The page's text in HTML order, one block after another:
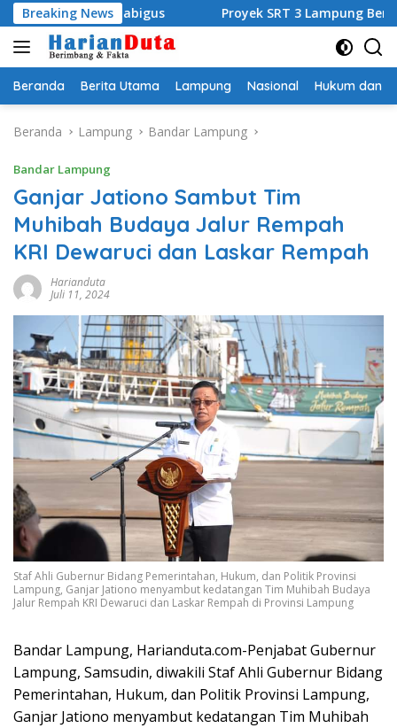
Langsung
ke
konten
Breaking News Proyek SRT 3 Lampung Bernilai Rp453 M
Beranda Berita Utama Lampung Nasional Hukum dan
Beranda Lampung Bandar Lampung
Bandar Lampung
Ganjar Jationo Sambut Tim
Muhibah Budaya Jalur Rempah
KRI Dewaruci dan Laskar Rempah
Harianduta
Juli 11, 2024
Staf Ahli Gubernur Bidang Pemerintahan, Hukum, dan Politik Provinsi
Lampung, Ganjar Jationo menyambut kedatangan Tim Muhibah Budaya
Jalur Rempah KRI Dewaruci dan Laskar Rempah di Provinsi Lampung
Bandar Lampung, Harianduta.com-Penjabat Gubernur
Lampung, Samsudin, diwakili Staf Ahli Gubernur Bidang
Pemerintahan, Hukum, dan Politik Provinsi Lampung,
Ganjar Jationo menyambut kedatangan Tim Muhibah